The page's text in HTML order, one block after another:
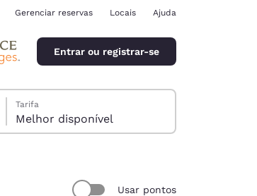
Gerenciar reservas Locais Ajuda
Entrar ou registrar-se
Tarifa
Melhor disponível
Usar pontos